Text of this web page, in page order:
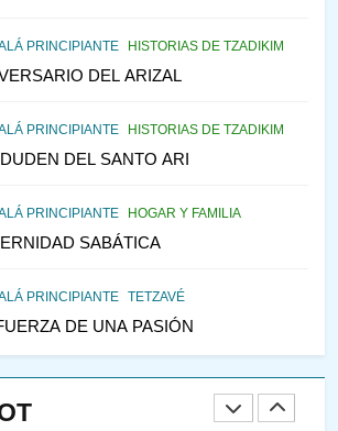
PRINCIPIANTE HISTORIAS DE TZADIKIM
DEL ARIZAL
PRINCIPIANTE HISTORIAS DE TZADIKIM
DEL SANTO ARI
PRINCIPIANTE HOGAR Y FAMILIA
SABÁTICA
PRINCIPIANTE TETZAVÉ
DE UNA PASIÓN
VEAMOS ¿POR QUÉ
IEHOSHÚA? Y LA QUEJA DE
RAZI ¿QUIÉN ES SABIO?